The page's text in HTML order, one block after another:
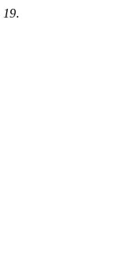
19.